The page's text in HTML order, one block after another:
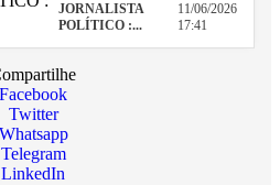
JORNALISTA
POLÍTICO :...
11/06/2026
17:41
Facebook
Twitter
Whatsapp
Telegram
LinkedIn